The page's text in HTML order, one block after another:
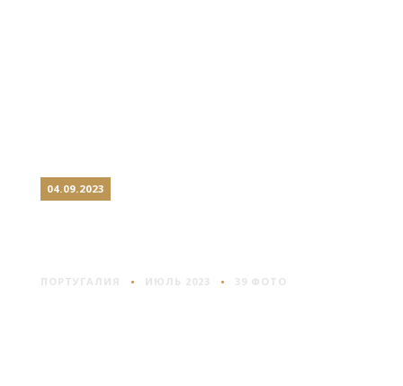
04.09.2023
ПОРТУГАЛИЯ ИЮЛЬ 2023 39 ФОТО